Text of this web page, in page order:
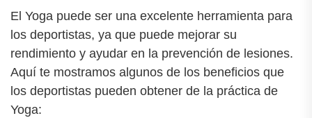
El Yoga puede ser una excelente herramienta para
los deportistas, ya que puede mejorar su
rendimiento y ayudar en la prevención de lesiones.
Aquí te mostramos algunos de los beneficios que
los deportistas pueden obtener de la práctica de
Yoga: